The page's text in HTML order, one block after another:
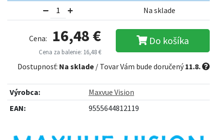
Na sklade
Cena: 16,48 €
Cena za balenie: 16,48 €
Do košíka
Dostupnosť: Na sklade / Tovar Vám bude doručený11.8.
Výrobca:
Maxvue Vision
EAN:
9555644812119